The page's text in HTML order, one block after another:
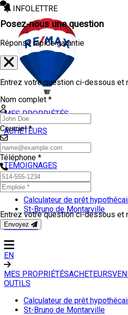
INFOLETTRE
MES PROPRIÉTÉS
ACHETEURS
VENDEURS
TEMOIGNAGES
OUTILS
Calculateur de prêt
St-Bruno de Montarville
CONTACT
EN
MES PROPRIÉTÉSACHETEURS
OUTILS
Calculateur de prêt
St-Bruno de Montarville
Posez-nous une question
Réponse rapide garantie
Entrez votre question ci-dessous
Nom complet *
Courriel *
Téléphone *
Entrez votre question ci-dessous
Envoyez